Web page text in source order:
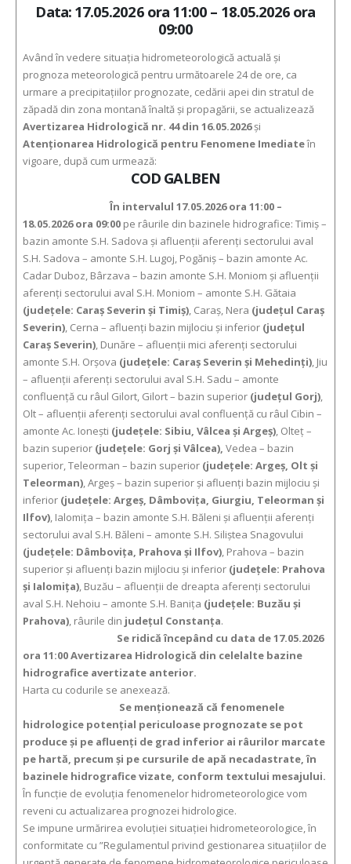
Data: 17.05.2026 ora 11:00 – 18.05.2026 ora
09:00
Având în vedere situaţia hidrometeorologică actuală şi
prognoza meteorologică pentru următoarele 24 de ore, ca
urmare a precipitaţiilor prognozate, cedării apei din stratul de
zăpadă din zona montană înaltă şi propagării, se actualizează
Avertizarea Hidrologică nr. 44 din 16.05.2026şi
Atenţionarea Hidrologică pentru Fenomene Imediateîn
vigoare, după cum urmează:
COD GALBEN
În intervalul 17.05.2026 ora 11:00 –
18.05.2026 ora 09:00 pe râurile din bazinele hidrografice: Timiş –
bazin amonte S.H. Sadova şi afluenţii aferenţi sectorului aval
S.H. Sadova – amonte S.H. Lugoj, Pogăniş – bazin amonte Ac.
Cadar Duboz, Bârzava – bazin amonte S.H. Moniom şi afluenţii
aferenţi sectorului aval S.H. Moniom – amonte S.H. Gătaia
(judeţele: Caraş Severin şi Timiş) , Caraş, Nera (judeţul Caraş
Severin) , Cerna – afluenţi bazin mijlociu şi inferior (judeţul
Caraş Severin) , Dunăre – afluenţii mici aferenţi sectorului
amonte S.H. Orşova (judeţele: Caraş Severin şi Mehedinţi) , Jiu
– afluenţii aferenţi sectorului aval S.H. Sadu – amonte
confluenţă cu râul Gilort, Gilort – bazin superior (judeţul Gorj)
Olt – afluenţii aferenţi sectorului aval confluenţă cu râul Cibin –
amonte Ac. Ioneşti (judeţele: Sibiu, Vâlcea şi Argeș) , Olteţ –
bazin superior (judeţele: Gorj şi Vâlcea), Vedea – bazin
superior, Teleorman – bazin superior (judeţele: Argeş, Olt şi
Teleorman) , Argeş – bazin superior şi afluenţi bazin mijlociu şi
inferior (judeţele: Argeș, Dâmboviţa, Giurgiu, Teleorman şi
Ilfov) , Ialomiţa – bazin amonte S.H. Băleni și afluenţii aferenţi
sectorului aval S.H. Băleni – amonte S.H. Siliștea Snagovului
(judeţele: Dâmboviţa, Prahova și Ilfov) , Prahova – bazin
superior şi afluenţi bazin mijlociu şi inferior (judeţele: Prahova
şi Ialomiţa) , Buzău – afluenţii de dreapta aferenţi sectorului
aval S.H. Nehoiu – amonte S.H. Baniţa (judeţele: Buzău şi
Prahova) , râurile din judeţul Constanţa.
Se ridică începând cu data de 17.05.2026
ora 11:00 Avertizarea Hidrologică din celelalte bazine
hidrografice avertizate anterior.
Harta cu codurile se anexează.
Se menţionează că fenomenele
hidrologice potenţial periculoase prognozate se pot
produce şi pe afluenţi de grad inferior ai râurilor marcate
pe hartă, precum şi pe cursurile de apă necadastrate, în
bazinele hidrografice vizate, conform textului mesajului.
În funcție de evoluția fenomenelor hidrometeorologice vom
reveni cu actualizarea prognozei hidrologice.
Se impune urmărirea evoluției situației hidrometeorologice, în
conformitate cu ”Regulamentul privind gestionarea situaţiilor de